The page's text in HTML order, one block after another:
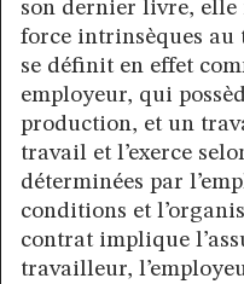
son dernier livre, elle
force intrinsèques
se définit en effet
employeur, qui
production, et un
travail et l’exerce
déterminées par
conditions et
contrat implique
travailleur,